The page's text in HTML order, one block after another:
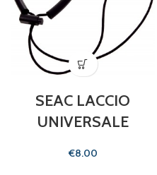
SEAC LACCIO
UNIVERSALE
€